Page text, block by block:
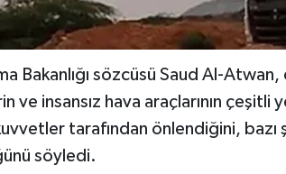
Bakanlığı sözcüsü Saud Al-
ve insansız hava araçlarının
tarafından önlendiğini, bazı
söyledi.